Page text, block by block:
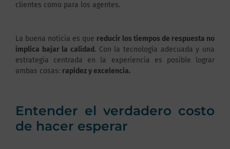
clientes como para los agentes.
La buena noticia es que reducir los tiempos de respuesta no
implica bajar la calidad . Con la tecnología adecuada y una
estrategia centrada en la experiencia es posible lograr
ambas cosas: rapidez y excelencia.
Entender el verdadero costo
de hacer esperar